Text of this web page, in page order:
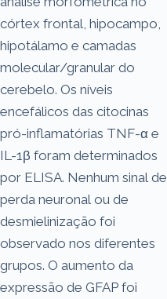
córtex frontal, hipocampo,
hipotálamo e camadas
molecular/granular do
cerebelo. Os níveis
encefálicos das citocinas
pró-inflamatórias TNF-α e
IL-1β foram determinados
por ELISA. Nenhum sinal de
perda neuronal ou de
desmielinização foi
observado nos diferentes
grupos. O aumento da
expressão de GFAP foi